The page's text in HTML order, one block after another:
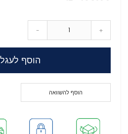
- +
הוסף
הוסף להשוואה